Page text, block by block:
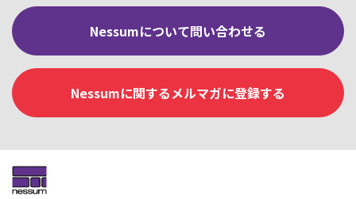
Nessumについて問い合わせる
Nessumに関するメルマガに登録する